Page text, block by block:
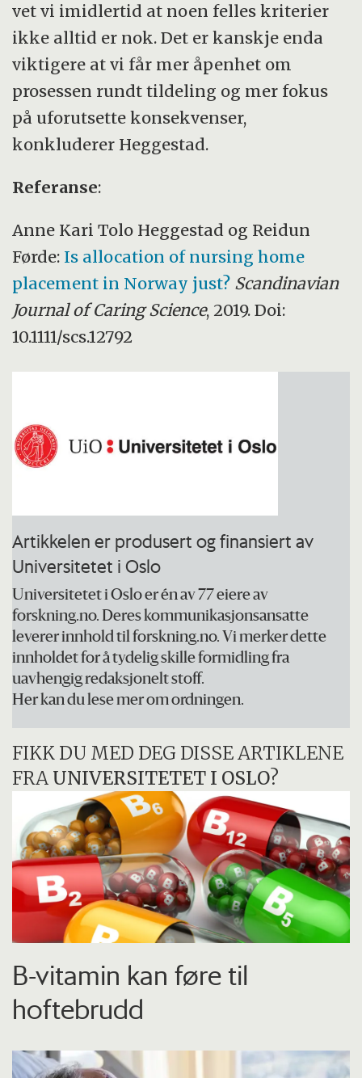
vet vi imidlertid at noen felles kriterier
ikke alltid er nok. Det er kanskje enda
viktigere at vi får mer åpenhet om
prosessen rundt tildeling og mer fokus
på uforutsette konsekvenser,
konkluderer Heggestad.
Referanse:
Anne Kari Tolo Heggestad og Reidun
Førde: Is allocation of nursing home
placement in Norway just? Scandinavian
Journal of Caring Science, 2019. Doi:
10.1111/scs.12792
Artikkelen er produsert og finansiert av
Universitetet i Oslo
Universitetet i Oslo er én av 77 eiere av
forskning.no. Deres kommunikasjonsansatte
leverer innhold til forskning.no. Vi merker dette
innholdet for å tydelig skille formidling fra
uavhengig redaksjonelt stoff.
Her kan du lese mer om ordningen.
FIKK DU MED DEG DISSE ARTIKLENE
FRA UNIVERSITETET I OSLO?
B-vitamin kan føre til
hoftebrudd